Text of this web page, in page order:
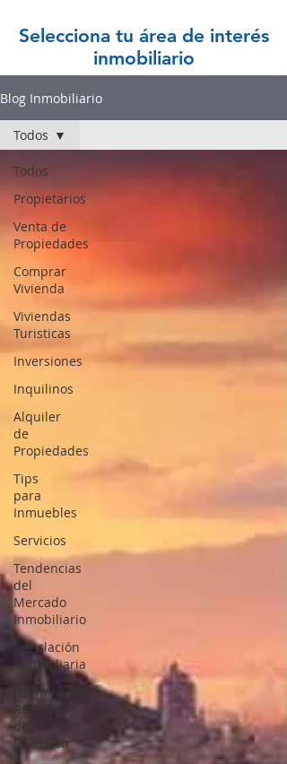
Selecciona tu área de interés
inmobiliario
Blog Inmobiliario
Todos
Propietarios
Venta de
Propiedades
Comprar
Vivienda
Viviendas
Turisticas
Inversiones
Inquilinos
Alquiler
de
Propiedades
Tips
para
Inmuebles
Servicios
Tendencias
del
Mercado
Inmobiliario
Legislación
Inmobiliaria
Herramientas,
Recursos
de
Inversión
Todos